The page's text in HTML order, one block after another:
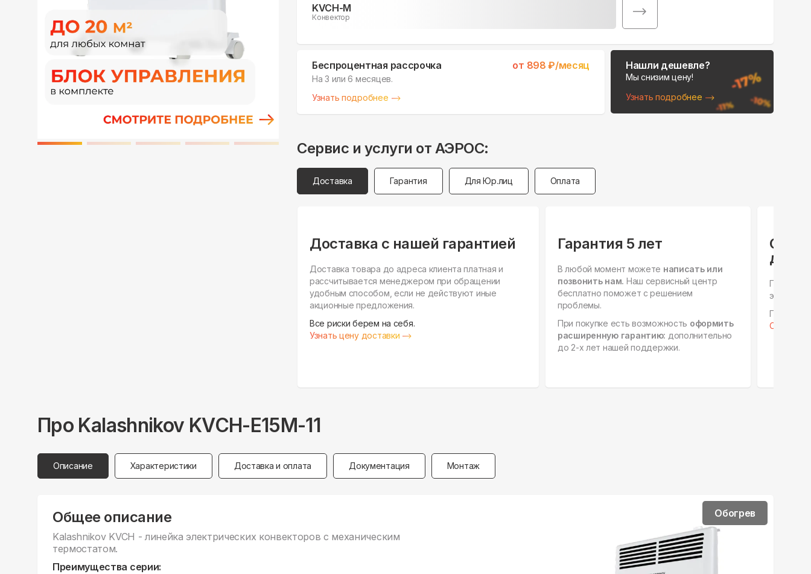
KVCH-M
Конвектор
Беспроцентная рассрочка от 898 ₽/месяц
На 3 или 6 месяцев.
Узнать подробнее
Нашли дешевле?
Мы снизим цену!
Узнать подробнее
Сервис и услуги от АЭРОС:
Доставка Гарантия Для Юр.лиц Оплата
Доставка с нашей гарантией
Доставка товара до адреса клиента платная и
рассчитывается менеджером при обращении
удобным способом, если не действуют иные
акционные предложения.
Все риски берем на себя.
Узнать цену доставки
Гарантия 5 лет
В любой момент можете написать или
позвонить нам. Наш сервисный центр
бесплатно поможет с решением
проблемы.
При покупке есть возможность оформить
расширенную гарантию: дополнительно
до 2-х лет нашей поддержки.
для
этапах,
Готовы к
Про Kalashnikov KVCH-E15M-11
Описание Характеристики Доставка и оплата Документация Монтаж
Общее описание
Kalashnikov KVCH - линейка электрических конвекторов c механическим
термостатом.
Преимущества серии:
Обогрев